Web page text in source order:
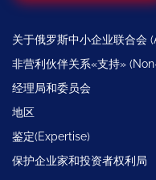
关于俄罗斯中小企业联合会
非营利伙伴关系«支持»
经理局和委员会
地区
鉴定(Expertise)
保护企业家和投资者权利局